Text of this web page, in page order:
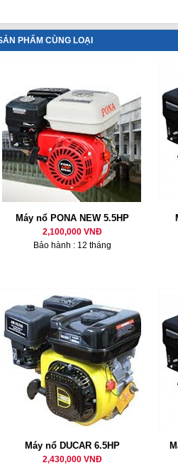
PHẨM CÙNG LOẠI
Máy nổ PONA NEW 5.5HP
2,100,000 VNĐ
Bảo hành : 12 tháng
Máy nổ DUCAR 6.5HP
2,430,000 VNĐ